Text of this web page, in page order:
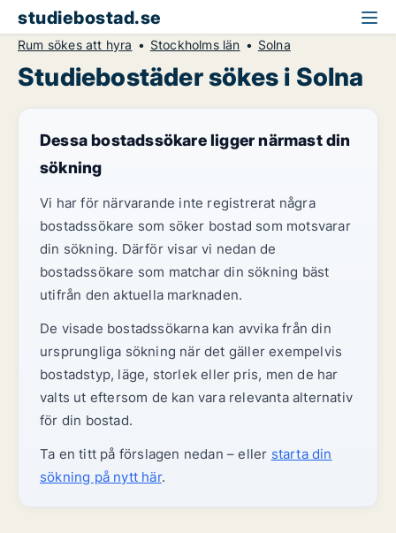
studiebostad.se
Rum sökes att hyra Stockholms län Solna
Studiebostäder sökes i Solna
Dessa bostadssökare ligger närmast din
sökning
Vi har för närvarande inte registrerat några
bostadssökare som söker bostad som motsvarar
din sökning. Därför visar vi nedan de
bostadssökare som matchar din sökning bäst
utifrån den aktuella marknaden.
De visade bostadssökarna kan avvika från din
ursprungliga sökning när det gäller exempelvis
bostadstyp, läge, storlek eller pris, men de har
valts ut eftersom de kan vara relevanta alternativ
för din bostad.
Ta en titt på förslagen nedan – eller starta din
sökning på nytt här.